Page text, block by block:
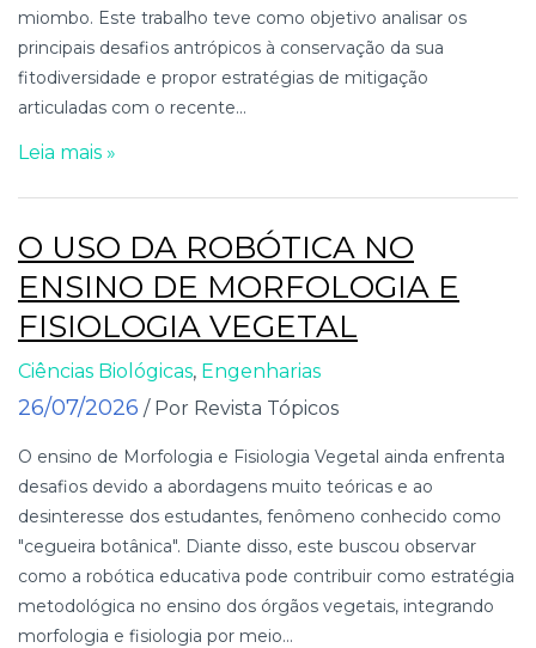
miombo. Este trabalho teve como objetivo analisar os
principais desafios antrópicos à conservação da sua
fitodiversidade e propor estratégias de mitigação
articuladas com o recente...
Leia mais »
O USO DA ROBÓTICA NO
ENSINO DE MORFOLOGIA E
FISIOLOGIA VEGETAL
Ciências Biológicas, Engenharias
26/07/2026 / Por Revista Tópicos
O ensino de Morfologia e Fisiologia Vegetal ainda enfrenta
desafios devido a abordagens muito teóricas e ao
desinteresse dos estudantes, fenômeno conhecido como
"cegueira botânica". Diante disso, este buscou observar
como a robótica educativa pode contribuir como estratégia
metodológica no ensino dos órgãos vegetais, integrando
morfologia e fisiologia por meio...